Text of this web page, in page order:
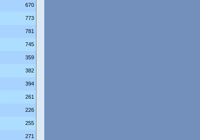
670
773
781
745
359
382
394
261
226
255
271